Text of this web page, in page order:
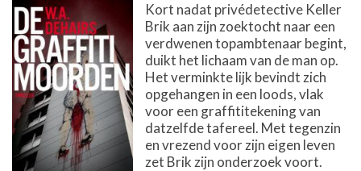
Kort nadat privédetective Keller
Brik aan zijn zoektocht naar een
verdwenen topambtenaar begint,
duikt het lichaam van de man op.
Het verminkte lijk bevindt zich
opgehangen in een loods, vlak
voor een graffititekening van
datzelfde tafereel. Met tegenzin
en vrezend voor zijn eigen leven
zet Brik zijn onderzoek voort.